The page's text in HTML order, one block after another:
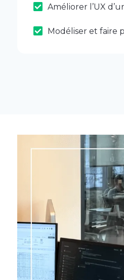
Améliorer l’UX
Modéliser et faire